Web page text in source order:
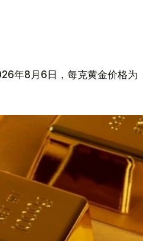
年8月6日，每克黄金价格为